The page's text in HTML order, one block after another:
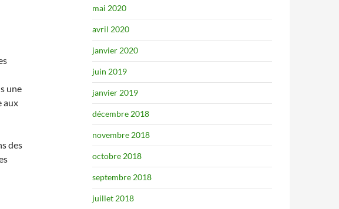
une
aux
des
mai 2020
avril 2020
janvier 2020
juin 2019
janvier 2019
décembre 2018
novembre 2018
octobre 2018
septembre 2018
juillet 2018